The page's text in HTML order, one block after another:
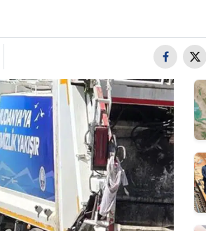
Balıkesir
Bingöl
Bitlis
Bolu
Burdur
Bursa